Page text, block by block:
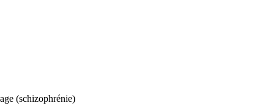
(schizophrénie)